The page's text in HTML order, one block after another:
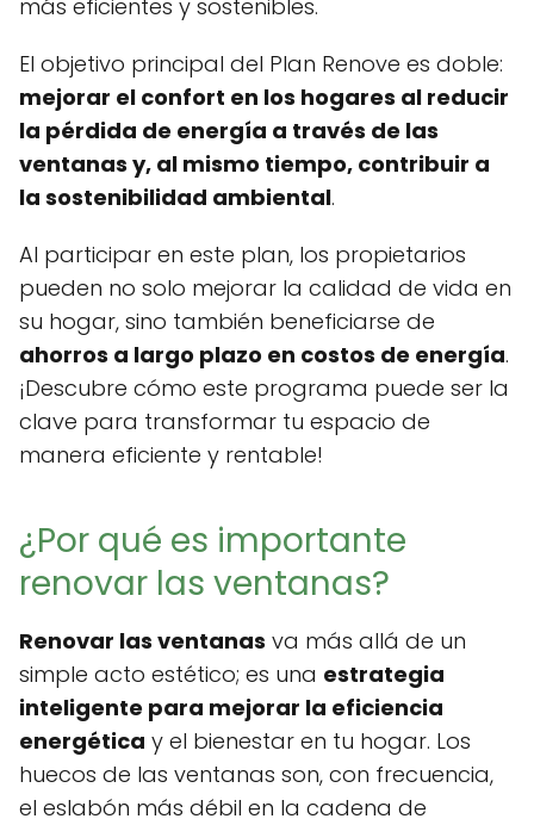
más eficientes y sostenibles.
El objetivo principal del Plan Renove es doble:
mejorar el confort en los hogares al reducir
la pérdida de energía a través de las
ventanas y, al mismo tiempo, contribuir a
la sostenibilidad ambiental.
Al participar en este plan, los propietarios
pueden no solo mejorar la calidad de vida en
su hogar, sino también beneficiarse de
ahorros a largo plazo en costos de energía.
¡Descubre cómo este programa puede ser la
clave para transformar tu espacio de
manera eficiente y rentable!
¿Por qué es importante
renovar las ventanas?
Renovar las ventanas va más allá de un
simple acto estético; es una estrategia
inteligente para mejorar la eficiencia
energética y el bienestar en tu hogar. Los
huecos de las ventanas son, con frecuencia,
el eslabón más débil en la cadena de